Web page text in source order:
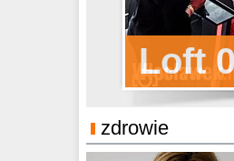
Loft
zdrowie